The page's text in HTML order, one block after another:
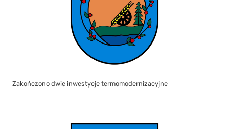
Zakończono dwie inwestycje termomodernizacyjne